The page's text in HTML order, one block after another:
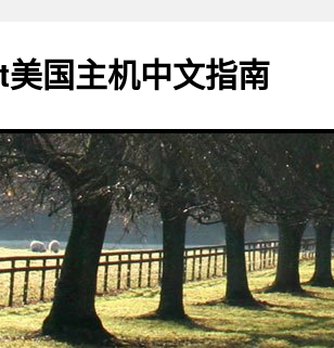
国主机中文指南